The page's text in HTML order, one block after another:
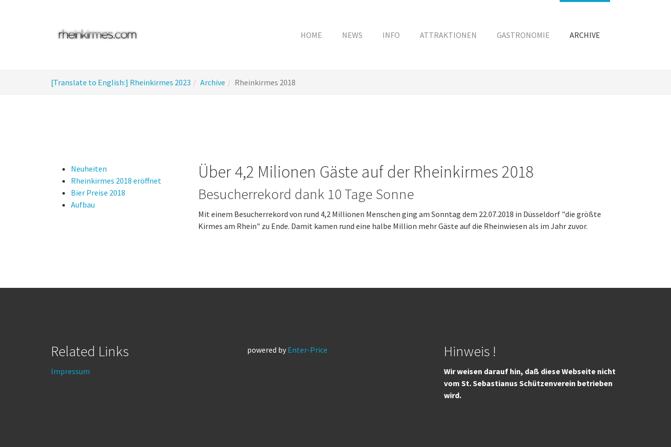
HOME NEWS INFO ATTRAKTIONEN GASTRONOMIE ARCHIVE
are
[Translate to English:] Rheinkirmes 2023 Archive Rheinkirmes 2018
Neuheiten
Rheinkirmes 2018 eröffnet
Bier Preise 2018
Aufbau
Über 4,2 Milionen Gäste auf der Rheinkirmes 2018
Besucherrekord dank 10 Tage Sonne
Mit einem Besucherrekord von rund 4,2 Millionen Menschen ging am Sonntag dem 22.07.2018 in Düsseldorf "die größte
Kirmes am Rhein" zu Ende. Damit kamen rund eine halbe Million mehr Gäste auf die Rheinwiesen als im Jahr zuvor.
Related Links
Impressum
powered by Enter-Price Hinweis !
Wir weisen darauf hin, daß diese Webseite nicht
vom St. Sebastianus Schützenverein betrieben
wird.